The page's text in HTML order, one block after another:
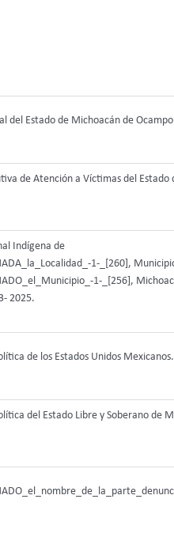
del Estado de Michoacán de
de Atención a Víctimas del Estado
Indígena de
1-_[260],
1-_[256],
2025.
de los Estados Unidos Mexicanos.
del Estado Libre y Soberano de